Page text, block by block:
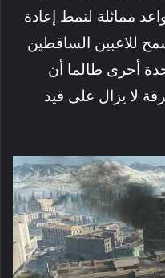
مماثلة لنمط إعادة
للاعبين الساقطين
أخرى طالما أن
لا يزال على قيد